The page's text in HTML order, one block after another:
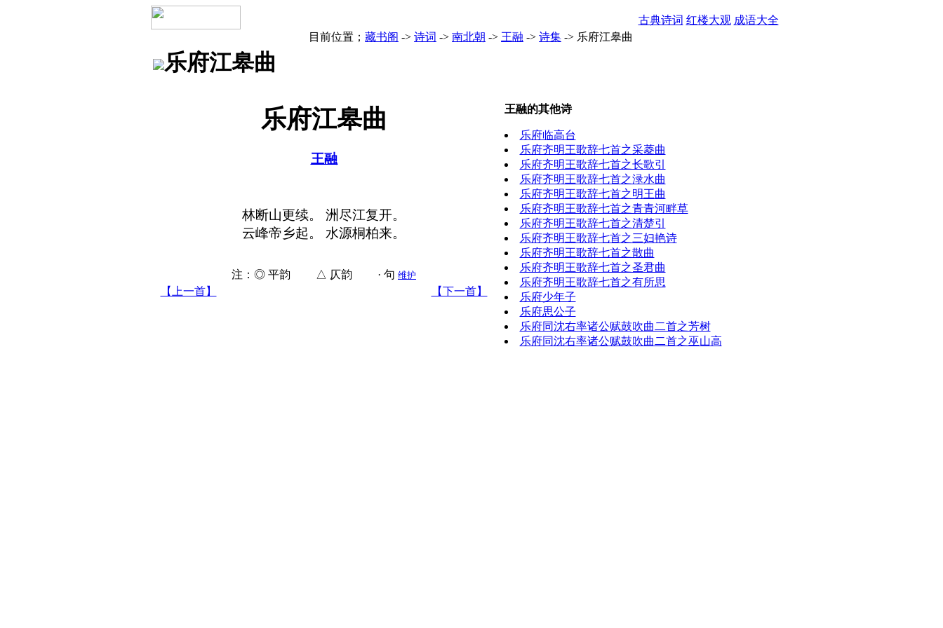
古典诗词 红楼大观 成语大全
目前位置； 藏书阁 -> 诗词 -> 南北朝 -> 王融 -> 诗集 -> 乐府江皋曲
乐府江皋曲
乐府江皋曲
王融
林断山更续。 洲尽江复开。
云峰帝乡起。 水源桐柏来。
注：◎ 平韵 △ 仄韵 · 句 维护
【上一首】 【下一首】
王融的其他诗
乐府临高台
乐府齐明王歌辞七首之采菱曲
乐府齐明王歌辞七首之长歌引
乐府齐明王歌辞七首之渌水曲
乐府齐明王歌辞七首之明王曲
乐府齐明王歌辞七首之青青河畔草
乐府齐明王歌辞七首之清楚引
乐府齐明王歌辞七首之三妇艳诗
乐府齐明王歌辞七首之散曲
乐府齐明王歌辞七首之圣君曲
乐府齐明王歌辞七首之有所思
乐府少年子
乐府思公子
乐府同沈右率诸公赋鼓吹曲二首之芳树
乐府同沈右率诸公赋鼓吹曲二首之巫山高